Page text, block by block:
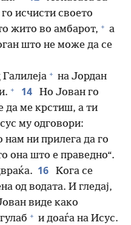
исчисти своето
жито во амбарот, + а
што не може да се
+ на Јордан
+ 14
Но Јован го
да ме крстиш, а ти
му одговори:
нам ни прилега да го
она што е праведно“.
16
Кога се
од водата. И гледај,
виде како
+ и доаѓа на Исус.